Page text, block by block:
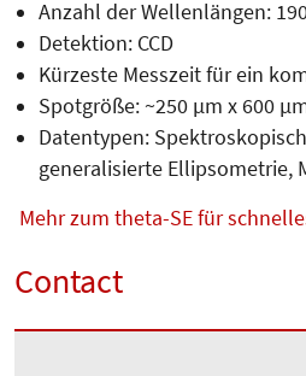
Anzahl der Wellenlängen:
Detektion: CCD
Kürzeste Messzeit für ein
Spotgröße: ~250 µm x 600
Datentypen:
generalisierte Ellipsometrie,
Mehr zum theta-SE für
Contact